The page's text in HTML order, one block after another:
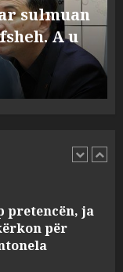
sulmuan
A u
të maskuar
pretencën, ja
për